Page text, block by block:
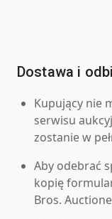
Dostawa i
Kupujący nie
serwisu
zostanie w
Aby odebrać
kopię
Bros.